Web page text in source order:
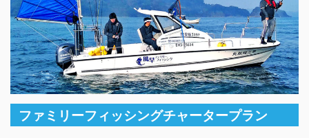
ファミリーフィッシングチャータープラン